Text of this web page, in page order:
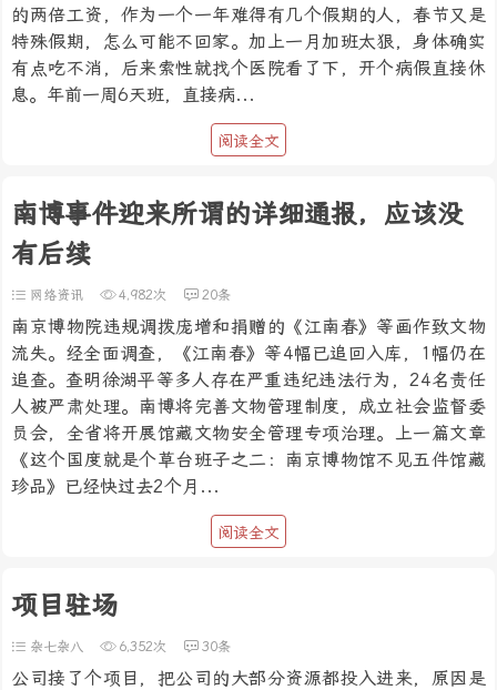
的两倍工资，作为一个一年难得有几个假期的人，春节又是
特殊假期，怎么可能不回家。加上一月加班太狠，身体确实
有点吃不消，后来索性就找个医院看了下，开个病假直接休
息。年前一周6天班，直接病...
阅读全文
南博事件迎来所谓的详细通报，应该没
有后续
网络资讯 4,982次 20条
南京博物院违规调拨庞增和捐赠的《江南春》等画作致文物
流失。经全面调查，《江南春》等4幅已追回入库，1幅仍在
追查。查明徐湖平等多人存在严重违纪违法行为，24名责任
人被严肃处理。南博将完善文物管理制度，成立社会监督委
员会，全省将开展馆藏文物安全管理专项治理。上一篇文章
《这个国度就是个草台班子之二：南京博物馆不见五件馆藏
珍品》已经快过去2个月...
阅读全文
项目驻场
杂七杂八 6,352次 30条
公司接了个项目，把公司的大部分资源都投入进来，原因是